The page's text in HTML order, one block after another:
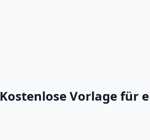
Kostenlose Vorlage für